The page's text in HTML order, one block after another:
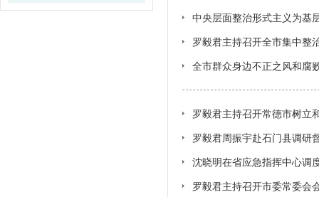
中央层面整治形式主义为基
基层减负典型问题
罗毅君主持召开全市集中整
全市群众身边不正之风和腐
罗毅君主持召开常德市树立
罗毅君周振宇赴石门县调研
沈晓明在省应急指挥中心调
罗毅君主持召开市委常委会